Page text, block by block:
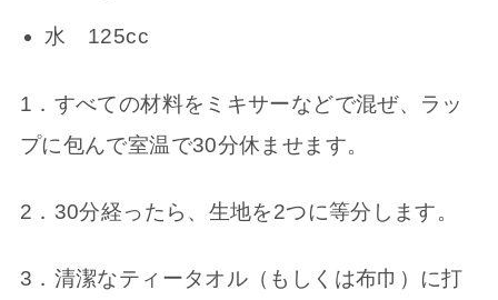
水 125cc
1．すべての材料をミキサーなどで混ぜ、ラッ
プに包んで室温で30分休ませます。
2．30分経ったら、生地を2つに等分します。
3．清潔なティータオル（もしくは布巾）に打